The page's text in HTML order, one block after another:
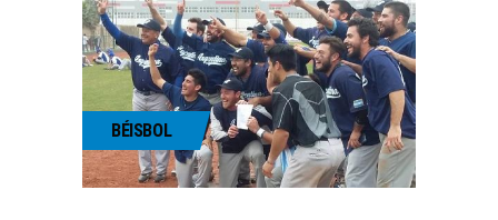
BÉISBOL